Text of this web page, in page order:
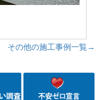
その他の施工事例一覧→